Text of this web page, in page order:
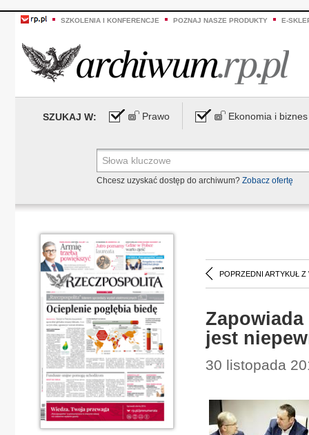
SZKOLENIA I KONFERENCJE POZNAJ NASZE PRODUKTY E-
SZUKAJ W: Prawo Ekonomia i biznes
Chcesz uzyskać dostęp do archiwum? Zobacz ofertę
POPRZEDNI ARTYKUŁ Z
jest
30 listopada